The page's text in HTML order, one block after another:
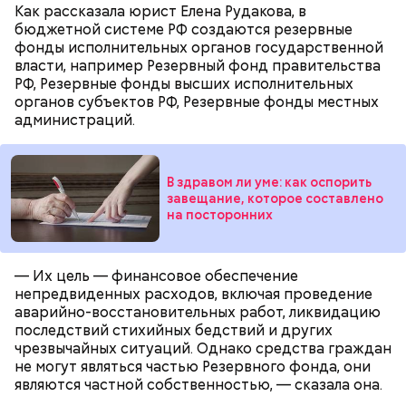
Как рассказала юрист Елена Рудакова, в
бюджетной системе РФ создаются резервные
фонды исполнительных органов государственной
власти, например Резервный фонд правительства
РФ, Резервные фонды высших исполнительных
органов субъектов РФ, Резервные фонды местных
администраций.
В здравом ли уме: как оспорить
завещание, которое составлено
на посторонних
— Их цель — финансовое обеспечение
непредвиденных расходов, включая проведение
аварийно-восстановительных работ, ликвидацию
последствий стихийных бедствий и других
чрезвычайных ситуаций. Однако средства граждан
не могут являться частью Резервного фонда, они
являются частной собственностью, — сказала она.
День попутного ветра, как правило, отмечают в
прибрежных городах. Там 10 августа
устраиваются соревнования по парусным видам
спорта. Также в этот праздник проходят
тематические концерты, посвященные
профессиям, связанным с морем.